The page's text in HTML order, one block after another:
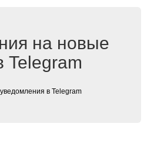
на новые
Telegram
в Telegram